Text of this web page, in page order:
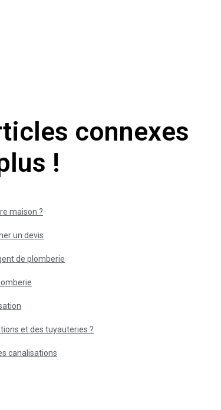
connexes
!
maison ?
un devis
de plomberie
et des tuyauteries ?
canalisations